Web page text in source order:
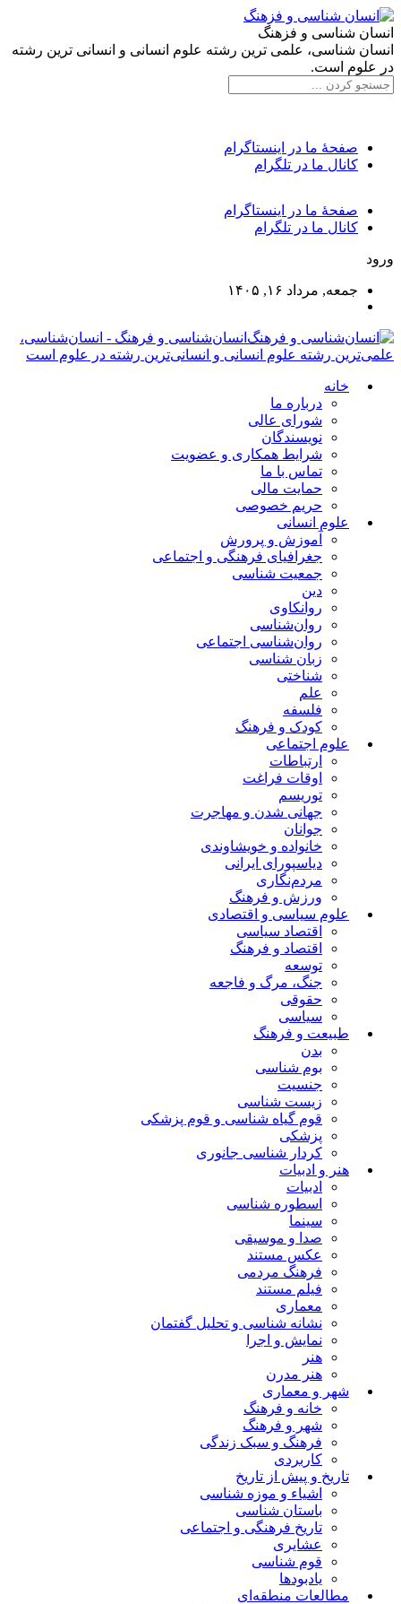
انسان شناسی و فزهنگ
انسان شناسی، علمی ترین رشته علوم انسانی و انسانی ترین رشته
در علوم است.
صفحۀ ما در اینستاگرام
کانال ما در تلگرام
صفحۀ ما در اینستاگرام
کانال ما در تلگرام
ورود
جمعه, مرداد ۱۶, ۱۴۰۵
انسان‌شناسی و فرهنگ - انسان‌شناسی،
علمی‌ترین رشته علوم انسانی و انسانی‌ترین رشته در علوم است
خانه
درباره ما
شورای عالی
نویسندگان
شرایط همکاری و عضویت
تماس با ما
حمایت مالی
حریم خصوصی
علوم انسانی
آموزش و پرورش
جغرافیای فرهنگی و اجتماعی
جمعیت شناسی
دین
روانکاوی
روان‌شناسی
روان‌شناسی اجتماعی
زبان شناسی
شناختی
علم
فلسفه
کودک و فرهنگ
علوم اجتماعی
ارتباطات
اوقات فراغت
توریسم
جهانی شدن و مهاجرت
جوانان
خانواده و خویشاوندی
دیاسپورای ایرانی
مردم‌نگاری
ورزش و فرهنگ
علوم سیاسی و اقتصادی
اقتصاد سیاسی
اقتصاد و فرهنگ
توسعه
جنگ، مرگ و فاجعه
حقوقی
سیاسی
طبیعت و فرهنگ
بدن
بوم شناسی
جنسیت
زیست شناسی
قوم گیاه شناسی و قوم پزشکی
پزشکی
کردار شناسی جانوری
هنر و ادبیات
ادبیات
اسطوره شناسی
سینما
صدا و موسیقی
عکس مستند
فرهنگ مردمی
فیلم مستند
معماری
نشانه شناسی و تحلیل گفتمان
نمایش و اجرا
هنر
هنر مدرن
شهر و معماری
خانه و فرهنگ
شهر و فرهنگ
فرهنگ و سبک زندگی
کاربردی
تاریخ و پیش از تاریخ
اشیاء و موزه شناسی
باستان شناسی
تاریخ فرهنگی و اجتماعی
عشایری
قوم شناسی
یادبودها
مطالعات منطقه‌ای